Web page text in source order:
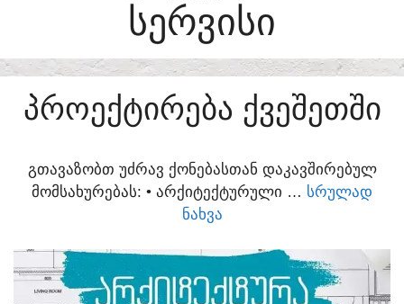
ᲡᲔᲠᲕᲘᲡᲘ
ᲞᲠᲝᲔᲥᲢᲘᲠᲔᲑᲐ ᲥᲕᲔᲨᲔᲗᲨᲘ
ᲒᲗᲐᲕᲐᲖᲝᲑᲗ ᲣᲫᲠᲐᲕ ᲥᲝᲜᲔᲑᲐᲡᲗᲐᲜ ᲓᲐᲙᲐᲕᲨᲘᲠᲔᲑᲣᲚ
ᲛᲝᲛᲡᲐᲮᲣᲠᲔᲑᲐᲡ:​ • ᲐᲠᲥᲘᲢᲔᲥᲢᲣᲠᲣᲚᲘ … ᲡᲠᲣᲚᲐᲓ
ᲜᲐᲮᲕᲐ